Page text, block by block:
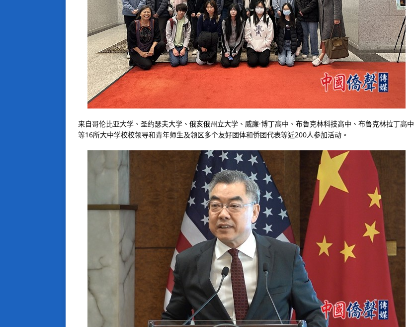
来自哥伦比亚大学、圣约瑟夫大学、俄亥俄州立大学、威廉·博丁高中、布鲁克林科技高中、布鲁克林拉丁高中
等16所大中学校校领导和青年师生及领区多个友好团体和侨团代表等近200人参加活动。